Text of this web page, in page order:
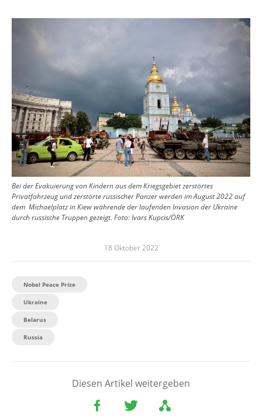
Bei der Evakuierung von Kindern aus dem Kriegsgebiet zerstörtes
Privatfahrzeug und zerstörte russischer Panzer werden im August 2022 auf
dem Michaelplatz in Kiew währende der laufenden Invasion der Ukraine
durch russische Truppen gezeigt. Foto:Ivars Kupcis/ÖRK
18 Oktober 2022
Nobel Peace Prize
Ukraine
Belarus
Russia
Diesen Artikel weitergeben